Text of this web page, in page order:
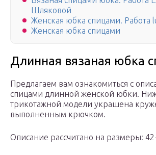
Шляковой
Женская юбка спицами. Работа
Женская юбка спицами
Длинная вязаная юбка
Предлагаем вам ознакомиться с
спицами длинной женской юбки.
трикотажной модели украшена
выполненным крючком.
Описание рассчитано на размеры: